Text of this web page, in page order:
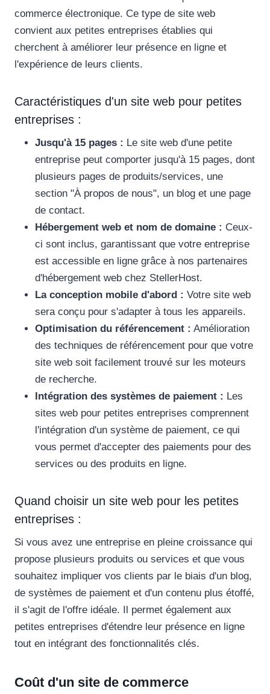
commerce électronique. Ce type de site web
convient aux petites entreprises établies qui
cherchent à améliorer leur présence en ligne et
l'expérience de leurs clients.
Caractéristiques d'un site web pour petites
entreprises :
Jusqu'à 15 pages : Le site web d'une petite
entreprise peut comporter jusqu'à 15 pages, dont
plusieurs pages de produits/services, une
section "À propos de nous", un blog et une page
de contact.
Hébergement web et nom de domaine : Ceux-
ci sont inclus, garantissant que votre entreprise
est accessible en ligne grâce à nos partenaires
d'hébergement web chez StellerHost.
La conception mobile d'abord : Votre site web
sera conçu pour s'adapter à tous les appareils.
Optimisation du référencement : Amélioration
des techniques de référencement pour que votre
site web soit facilement trouvé sur les moteurs
de recherche.
Intégration des systèmes de paiement : Les
sites web pour petites entreprises comprennent
l'intégration d'un système de paiement, ce qui
vous permet d'accepter des paiements pour des
services ou des produits en ligne.
Quand choisir un site web pour les petites
entreprises :
Si vous avez une entreprise en pleine croissance qui
propose plusieurs produits ou services et que vous
souhaitez impliquer vos clients par le biais d'un blog,
de systèmes de paiement et d'un contenu plus étoffé,
il s'agit de l'offre idéale. Il permet également aux
petites entreprises d'étendre leur présence en ligne
tout en intégrant des fonctionnalités clés.
Coût d'un site de commerce